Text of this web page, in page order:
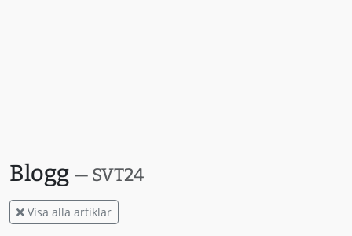
Blogg — SVT24
Visa alla artiklar